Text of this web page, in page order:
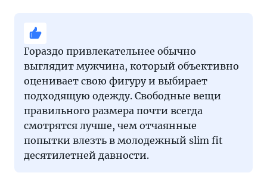
Гораздо привлекательнее обычно
выглядит мужчина, который объективно
оценивает свою фигуру и выбирает
подходящую одежду. Свободные вещи
правильного размера почти всегда
смотрятся лучше, чем отчаянные
попытки влезть в молодежный slim fit
десятилетней давности.